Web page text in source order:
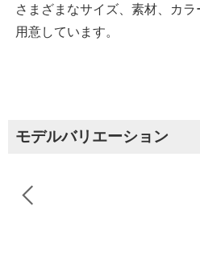
さまざまなサイズ、素材、カ
用意しています。
モデルバリエーション